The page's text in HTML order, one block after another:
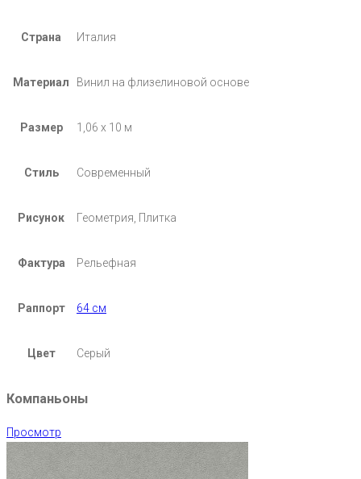
Страна Италия
Материал Винил на флизелиновой основе
Размер 1,06 х 10 м
Стиль Современный
Рисунок Геометрия, Плитка
Фактура Рельефная
Раппорт 64 см
Цвет Серый
Компаньоны
Просмотр